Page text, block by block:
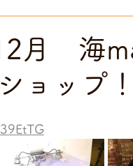
月 海
ョップ